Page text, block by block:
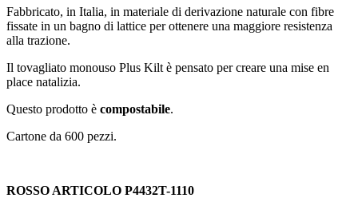
Fabbricato, in Italia, in materiale di derivazione naturale con fibre
fissate in un bagno di lattice per ottenere una maggiore resistenza
alla trazione.
Il tovagliato monouso Plus Kilt è pensato per creare una mise en
place natalizia.
Questo prodotto è compostabile.
Cartone da 600 pezzi.
ROSSO ARTICOLO P4432T-1110